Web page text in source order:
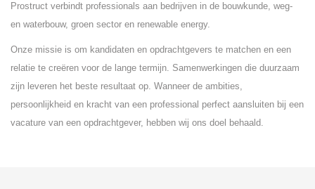
Prostruct verbindt professionals aan bedrijven in de bouwkunde, weg-
en waterbouw, groen sector en renewable energy.
Onze missie is om kandidaten en opdrachtgevers te matchen en een
relatie te creëren voor de lange termijn. Samenwerkingen die duurzaam
zijn leveren het beste resultaat op. Wanneer de ambities,
persoonlijkheid en kracht van een professional perfect aansluiten bij een
vacature van een opdrachtgever, hebben wij ons doel behaald.